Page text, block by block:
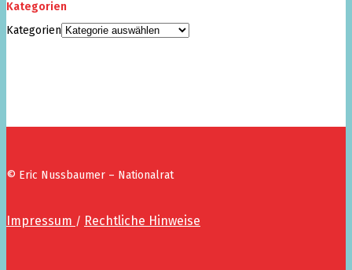
Kategorien
Kategorien
© Eric Nussbaumer – Nationalrat
Impressum / Rechtliche Hinweise